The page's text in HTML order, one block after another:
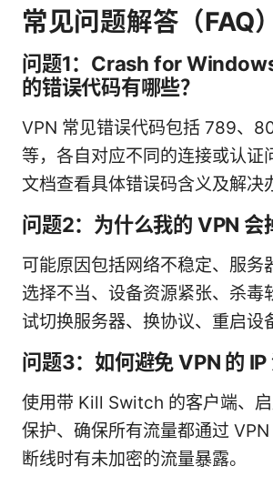
常见问题解答（FAQ）
问题1：Crash for
的错误代码有哪些？
VPN 常见错误代码包括 789、
等，各自对应不同的连接或认证
文档查看具体错误码含义及解决
问题2：为什么我的 VPN 会
可能原因包括网络不稳定、服务
选择不当、设备资源紧张、杀毒
试切换服务器、换协议、重启设
问题3：如何避免 VPN 的 IP
使用带 Kill Switch 的客户端、
保护、确保所有流量都通过
断线时有未加密的流量暴露。